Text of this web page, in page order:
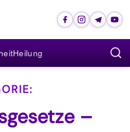
Heilung
–